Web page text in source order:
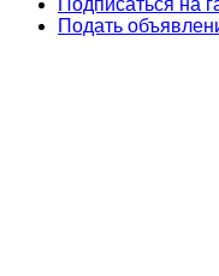
Подать